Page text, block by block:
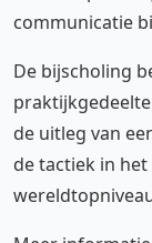
communicatie
De bijscholing
de uitleg van
de tactiek in